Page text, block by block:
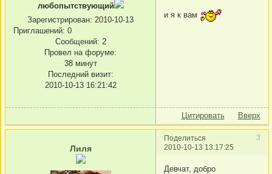
любопытствующий
Зарегистрирован: 2010-10-13
Приглашений: 0
Сообщений: 2
Провел на форуме:
38 минут
Последний визит:
2010-10-13 16:21:42
и я к вам
Цитировать Вверх
Поделиться
3
2010-10-13 13:17:25
Лиля
Девчат, добро